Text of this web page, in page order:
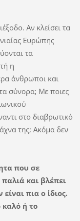
Αν κλείσει τα
Ευρώπης
τα
η
άνθρωποι και
σύνορα; Με ποιες
στο διαβρωτικό
της; Ακόμα δεν
που σε
και βλέπει
πια ο ίδιος.
ή το